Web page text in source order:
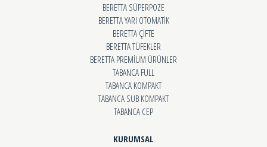
BERETTA SÜPERPOZE
BERETTA YARI OTOMATİK
BERETTA ÇİFTE
BERETTA TÜFEKLER
BERETTA PREMİUM ÜRÜNLER
TABANCA FULL
TABANCA KOMPAKT
TABANCA SUB KOMPAKT
TABANCA CEP
KURUMSAL